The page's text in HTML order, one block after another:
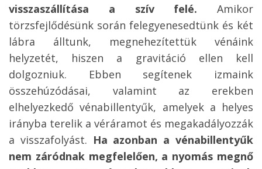
visszaszállítása a szív felé. Amikor
törzsfejlődésünk során felegyenesedtünk és két
lábra álltunk, megnehezítettük vénáink
helyzetét, hiszen a gravitáció ellen kell
dolgozniuk. Ebben segítenek izmaink
összehúzódásai, valamint az erekben
elhelyezkedő vénabillentyűk, amelyek a helyes
irányba terelik a véráramot és megakadályozzák
a visszafolyást. Ha azonban a vénabillentyűk
nem záródnak megfelelően, a nyomás megnő